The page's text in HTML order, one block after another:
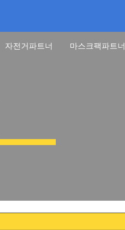
자전거파트너 마스크팩파트너